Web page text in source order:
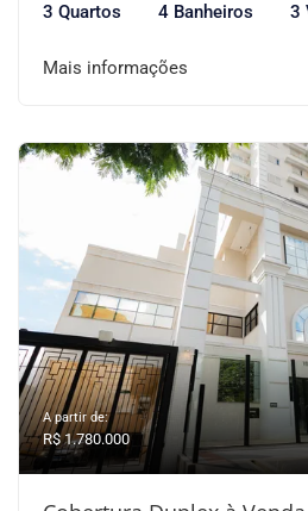
3 Quartos 4 Banheiros 3
Mais informações
A partir de:
R$ 1.780.000